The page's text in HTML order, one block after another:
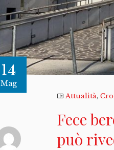
14
Mag
Attualità,
Fece
può